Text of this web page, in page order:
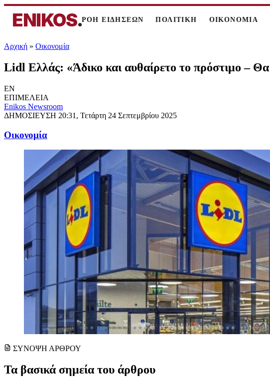
ENIKOS.ΡΟΗ ΕΙΔΗΣΕΩΝ ΠΟΛΙΤΙΚΗ ΟΙΚΟΝΟΜΙΑ
Αρχική » Oικονομία
Lidl Ελλάς: «Άδικο και αυθαίρετο το πρόστιμο – Θα
EN
ΕΠΙΜΕΛΕΙΑ
Enikos Newsroom
ΔΗΜΟΣΙΕΥΣΗ 20:31, Τετάρτη 24 Σεπτεμβρίου 2025
Oικονομία
ΣΥΝΟΨΗ ΑΡΘΡΟΥ
Τα βασικά σημεία του άρθρου